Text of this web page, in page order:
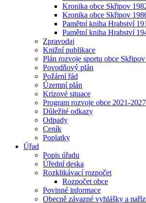
Kronika obce Skřipov
Kronika obce Skřipov
Pamětní kniha Hrabství
Pamětní kniha Hrabství
Zpravodaj
Knižní publikace
Plán rozvoje sportu obce
Povodňový plán
Požární řád
Územní plán
Krizové situace
Program rozvoje obce 2021-2027
Důležité odkazy
Odpady
Ceník
Poplatky
Úřad
Popis úřadu
Úřední deska
Rozklikávací rozpočet
Rozpočet obce
Povinné informace
Obecně závazné vyhlášky a